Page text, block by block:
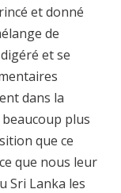
et donné
de
et se
dans la
plus
que ce
que nous leur
Sri Lanka les